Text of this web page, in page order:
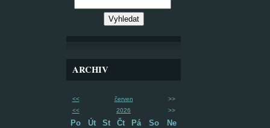
ARCHIV
<< červen
>>
<<
2026 >>
Po Út St Čt Pá So Ne